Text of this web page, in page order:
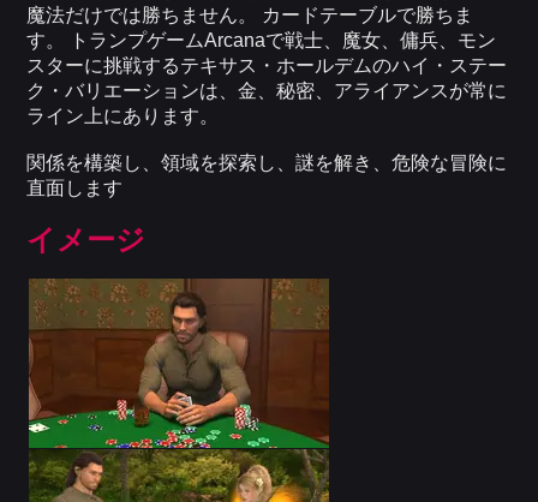
魔法だけでは勝ちません。 カードテーブルで勝ちま
す。 トランプゲームArcanaで戦士、魔女、傭兵、モン
スターに挑戦するテキサス・ホールデムのハイ・ステー
ク・バリエーションは、金、秘密、アライアンスが常に
ライン上にあります。
関係を構築し、領域を探索し、謎を解き、危険な冒険に
直面します
イメージ